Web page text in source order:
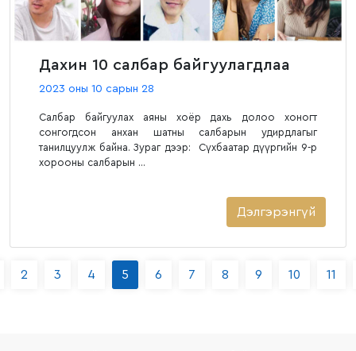
Дахин 10 салбар байгуулагдлаа
2023 оны 10 сарын 28
Салбар байгуулах аяны хоёр дахь долоо хоногт
сонгогдсон анхан шатны салбарын удирдлагыг
танилцуулж байна. Зураг дээр: Сүхбаатар дүүргийн 9-р
хорооны салбарын ...
Дэлгэрэнгүй
2 3 4 5 6 7 8 9 10 11